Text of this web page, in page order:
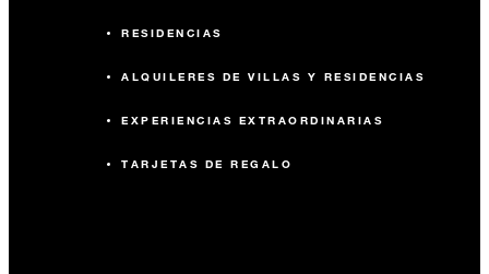
RESIDENCIAS
ALQUILERES DE VILLAS Y RESIDENCIAS
EXPERIENCIAS EXTRAORDINARIAS
TARJETAS DE REGALO